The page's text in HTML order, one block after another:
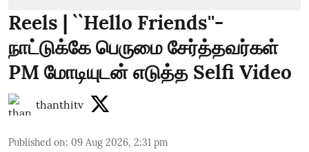
Reels | ``Hello Friends''-
நாட்டுக்கே பெருமை சேர்த்தவர்கள்
PM மோடியுடன் எடுத்த Selfi Video
thanthitv
Published on: 09 Aug 2026, 2:31 pm